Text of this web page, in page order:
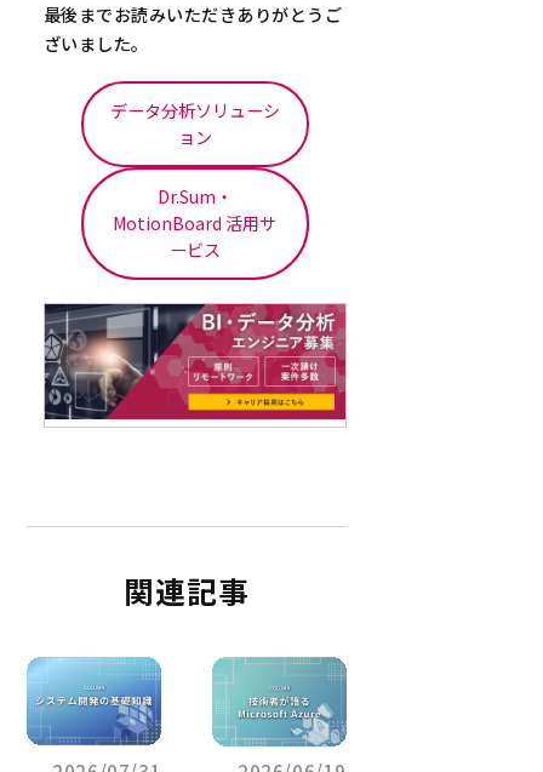
最後までお読みいただきありがとうご
ざいました。
データ分析ソリューシ
ョン
Dr.Sum・
MotionBoard 活用サ
ービス
関連記事